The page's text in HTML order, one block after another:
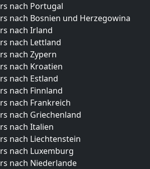
nach Portugal
nach Bosnien und Herzegowina
nach Irland
nach Lettland
nach Zypern
nach Kroatien
nach Estland
nach Finnland
nach Frankreich
nach Griechenland
nach Italien
nach Liechtenstein
nach Luxemburg
nach Niederlande